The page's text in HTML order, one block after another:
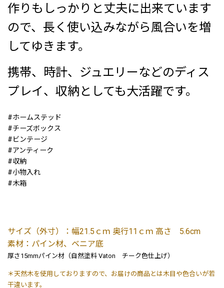
作りもしっかりと丈夫に出来ています
ので、長く使い込みながら風合いを増
してゆきます。
携帯、時計、ジュエリーなどのディス
プレイ、収納としても大活躍です。
#ホームステッド
#チーズボックス
#ビンテージ
#アンティーク
#収納
#小物入れ
#木箱
サイズ（外寸）：幅21.5ｃｍ 奥行11ｃｍ 高さ 5.6cm
素材：パイン材、ベニア底
厚さ15mmパイン材（自然塗料 Vaton チーク色仕上げ）
＊天然木を使用しておりますので、お届けの商品とは木目や色合いが若
干違います。